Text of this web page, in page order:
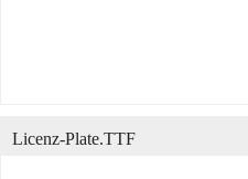
Licenz-Plate.TTF